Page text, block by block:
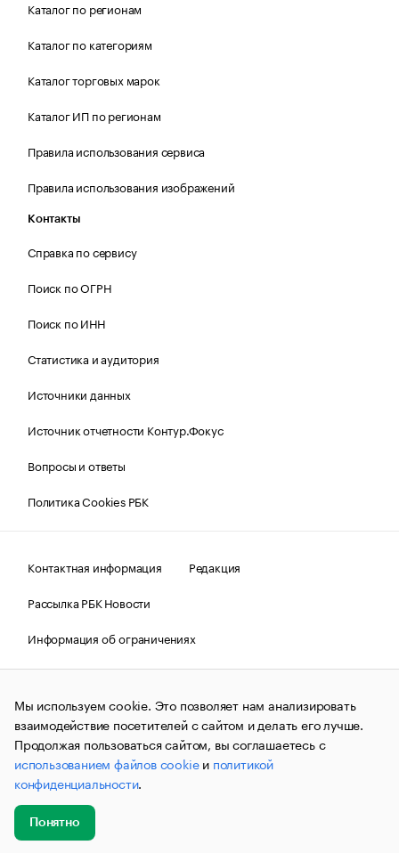
Каталог по регионам
Каталог по категориям
Каталог торговых марок
Каталог ИП по регионам
Правила использования сервиса
Правила использования изображений
Контакты
Справка по сервису
Поиск по ОГРН
Поиск по ИНН
Статистика и аудитория
Источники данных
Источник отчетности Контур.Фокус
Вопросы и ответы
Политика Cookies РБК
Контактная информация
Редакция
Рассылка РБК Новости
Информация об ограничениях
Правовая информация
О соблюдении авторских прав
© АО «РОСБИЗНЕСКОНСАЛТИНГ»,1995–2026.Сообщения
и материалы информационного агентства «РБК»
(зарегистрировано Федеральной службой по надзору в сфере
связи, информационных технологий и массовых
коммуникаций (Роскомнадзор) 09.12.2015 за номером ИА
№ФС77-63848) сопровождаются пометкой «РБК». Отдельные
публикации могут содержать информацию,
не предназначенную для пользователей
до 18 лет.
Мы используем cookie. Это позволяет нам анализировать
взаимодействие посетителей с сайтом и делать его лучше.
Продолжая пользоваться сайтом, вы соглашаетесь с
использованием файлов cookieи политикой
конфиденциальности.
Понятно